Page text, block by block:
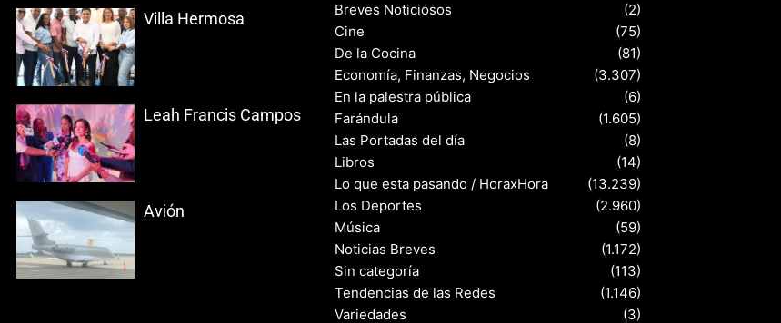
Villa Hermosa
Leah Francis Campos
Avión
Breves Noticiosos
(2)
Cine
(75)
De la Cocina
(81)
Economía, Finanzas, Negocios
(3.307)
En la palestra pública
(6)
Farándula
(1.605)
Las Portadas del día
(8)
Libros
(14)
Lo que esta pasando / HoraxHora
(13.239)
Los Deportes
(2.960)
Música
(59)
Noticias Breves
(1.172)
Sin categoría
(113)
Tendencias de las Redes
(1.146)
Variedades
(3)